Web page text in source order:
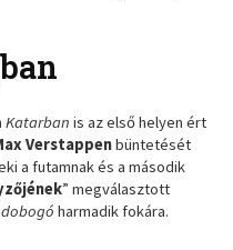
Katarbanis az első helyen ért
Verstappenbüntetését
a futamnak és a második
” megválasztott
harmadik fokára.